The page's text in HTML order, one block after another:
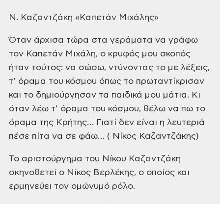
Ν. Καζαντζάκη «Καπετάν Μιχάλης»
Όταν άρχισα τώρα στα γεράματα να γράφω
τον Καπετάν Μιχάλη, ο κρυφός μου σκοπός
ήταν τούτος: να σώσω, ντύνοντας το με λέξεις,
τ’ όραμα του κόσμου όπως το πρωταντίκρισαν
και το δημιούργησαν τα παιδικά μου μάτια. Κι
όταν λέω τ’ όραμα του κόσμου, θέλω να πω το
όραμα της Κρήτης… Γιατί δεν είναι η λευτεριά
πέσε πίτα να σε φάω… ( Νίκος Καζαντζάκης)
Το αριστούργημα του Νίκου Καζαντζάκη
σκηνοθετεί ο Νίκος Βερλέκης, ο οποίος και
ερμηνεύει τον ομώνυμό ρόλο.